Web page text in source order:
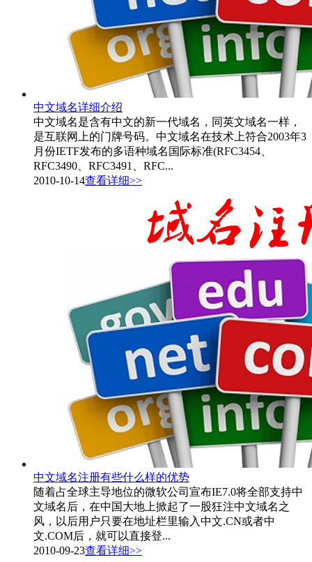
中文域名详细介绍
中文域名是含有中文的新一代域名，同英文域名一样，
是互联网上的门牌号码。中文域名在技术上符合2003年3
月份IETF发布的多语种域名国际标准(RFC3454、
RFC3490、RFC3491、RFC...
2010-10-14查看详细>>
中文域名注册有些什么样的优势
随着占全球主导地位的微软公司宣布IE7.0将全部支持中
文域名后，在中国大地上掀起了一股狂注中文域名之
风，以后用户只要在地址栏里输入中文.CN或者中
文.COM后，就可以直接登...
2010-09-23查看详细>>